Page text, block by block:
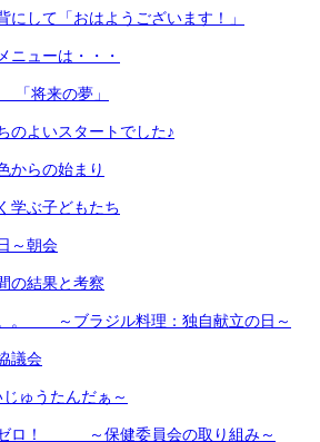
にして「おはようございます！」
ニューは・・・
将来の夢」
のよいスタートでした♪
からの始まり
学ぶ子どもたち
～朝会
の結果と考察
。 ～ブラジル料理：独自献立の日～
議会
ゅうたんだぁ～
ロ！ ～保健委員会の取り組み～